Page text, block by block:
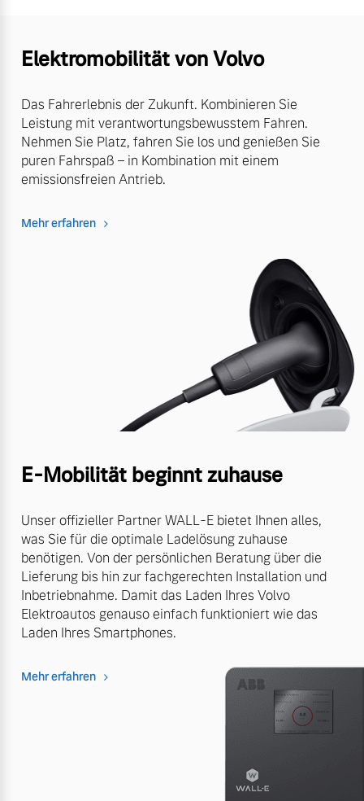
Elektromobilität von Volvo
Das Fahrerlebnis der Zukunft. Kombinieren Sie
Leistung mit verantwortungsbewusstem Fahren.
Nehmen Sie Platz, fahren Sie los und genießen Sie
puren Fahrspaß – in Kombination mit einem
emissionsfreien Antrieb.
Mehr erfahren
E-Mobilität beginnt zuhause
Unser offizieller Partner WALL-E bietet Ihnen alles,
was Sie für die optimale Ladelösung zuhause
benötigen. Von der persönlichen Beratung über die
Lieferung bis hin zur fachgerechten Installation und
Inbetriebnahme. Damit das Laden Ihres Volvo
Elektroautos genauso einfach funktioniert wie das
Laden Ihres Smartphones.
Mehr erfahren